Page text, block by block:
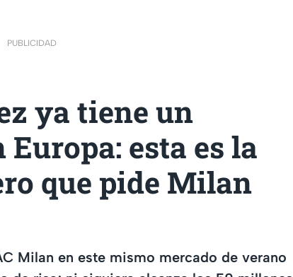
PUBLICIDAD
ya tiene un
esta es la
que pide Milan
Milan en este mismo mercado de verano